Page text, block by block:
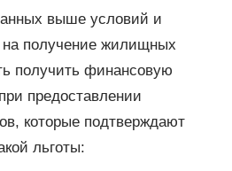
выше условий и
на получение жилищных
получить финансовую
предоставлении
которые подтверждают
льготы: